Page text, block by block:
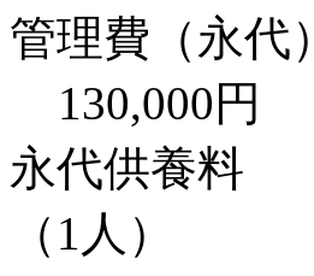
管理費（永代）
130,000円
永代供養料
（1人）